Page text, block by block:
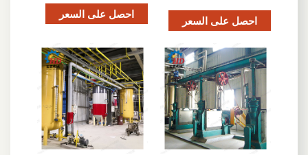
احصل على السعر احصل على السعر